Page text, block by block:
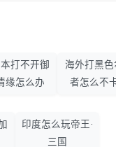
打不开御
缘怎么办
海外打黑色
者怎么不
印度怎么玩帝王·
三国